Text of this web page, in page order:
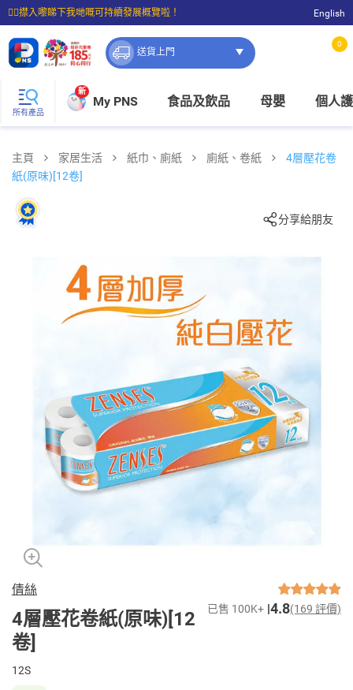
☝🏼㩒入嚟睇下我哋嘅可持續發展概覽啦！
⭐購物滿$399即享免費送貨；滿$100即可免費店取。
English
送貨上門
0
所有產品
新
My PNS 食品及飲品 母嬰 個人
主頁 家居生活 紙巾、廁紙 廁紙、卷紙
4層壓花卷
紙(原味)[12卷]
分享給朋友
倩絲
4層壓花卷紙(原味)[12
卷]
已售 100K+ 4.8(169 評價)
12S